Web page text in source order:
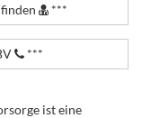
***
***
ist eine